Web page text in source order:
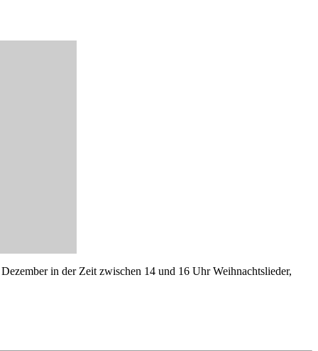
in der Zeit zwischen 14 und 16 Uhr Weihnachtslieder,